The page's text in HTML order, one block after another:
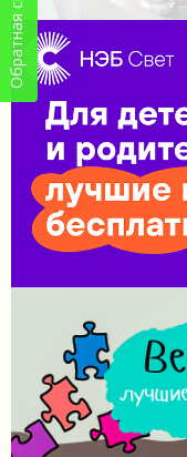
Обратная связь